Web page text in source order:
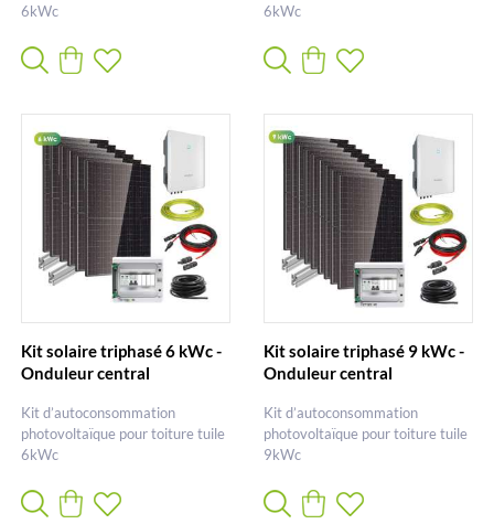
6kWc
6kWc
Kit solaire triphasé 6 kWc -
Onduleur central
Kit d’autoconsommation
photovoltaïque pour toiture tuile
6kWc
Kit solaire triphasé 9 kWc -
Onduleur central
Kit d’autoconsommation
photovoltaïque pour toiture tuile
9kWc